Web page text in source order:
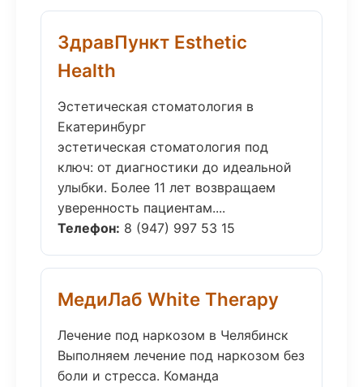
ЗдравПункт Esthetic
Health
Эстетическая стоматология в
Екатеринбург
эстетическая стоматология под
ключ: от диагностики до идеальной
улыбки. Более 11 лет возвращаем
уверенность пациентам....
Телефон: 8 (947) 997 53 15
МедиЛаб White Therapy
Лечение под наркозом в Челябинск
Выполняем лечение под наркозом без
боли и стресса. Команда